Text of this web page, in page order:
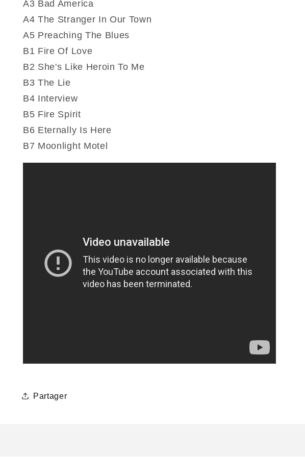
A3 Bad America
A4 The Stranger In Our Town
A5 Preaching The Blues
B1 Fire Of Love
B2 She's Like Heroin To Me
B3 The Lie
B4 Interview
B5 Fire Spirit
B6 Eternally Is Here
B7 Moonlight Motel
Partager